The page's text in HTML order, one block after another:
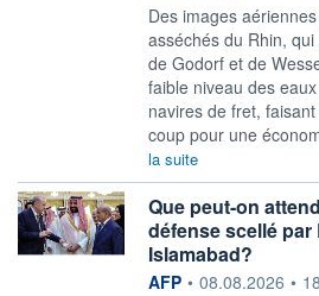
Des images
asséchés du Rhin,
de Godorf et de
faible niveau des
navires de fret,
coup pour une
la suite
Que peut-on
défense scellé par
Islamabad?
information fournie par
AFP • 08.08.2026 •